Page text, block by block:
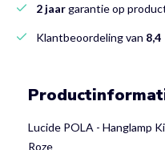
2 jaargarantie op
Klantbeoordeling van 8,4
Lucide POLA - Hanglamp
Roze